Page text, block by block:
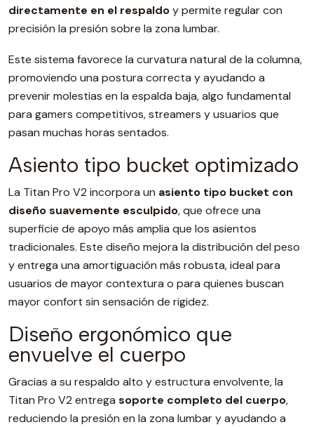
directamente en el respaldoy permite regular con
precisión la presión sobre la zona lumbar.
Este sistema favorece la curvatura natural de la columna,
promoviendo una postura correcta y ayudando a
prevenir molestias en la espalda baja, algo fundamental
para gamers competitivos, streamers y usuarios que
pasan muchas horas sentados.
Asiento tipo bucket optimizado
La Titan Pro V2 incorpora un asiento tipo bucket con
diseño suavemente esculpido, que ofrece una
superficie de apoyo más amplia que los asientos
tradicionales. Este diseño mejora la distribución del peso
y entrega una amortiguación más robusta, ideal para
usuarios de mayor contextura o para quienes buscan
mayor confort sin sensación de rigidez.
Diseño ergonómico que
envuelve el cuerpo
Gracias a su respaldo alto y estructura envolvente, la
Titan Pro V2 entrega soporte completo del cuerpo,
reduciendo la presión en la zona lumbar y ayudando a